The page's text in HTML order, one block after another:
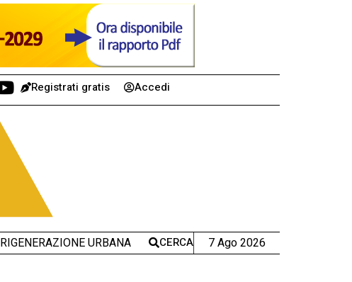
Registrati gratis Accedi
RIGENERAZIONE URBANA CERCA 7 Ago 2026